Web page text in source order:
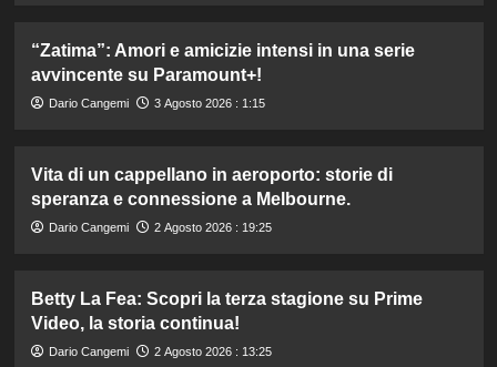
“Zatima”: Amori e amicizie intensi in una serie
avvincente su Paramount+!
Dario Cangemi 3 Agosto 2026 : 1:15
Vita di un cappellano in aeroporto: storie di
speranza e connessione a Melbourne.
Dario Cangemi 2 Agosto 2026 : 19:25
Betty La Fea: Scopri la terza stagione su Prime
Video, la storia continua!
Dario Cangemi 2 Agosto 2026 : 13:25